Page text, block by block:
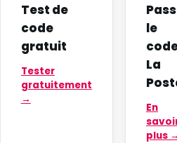
Test de
code
gratuit
Tester
gratuitement
→
le
La
En
plus →